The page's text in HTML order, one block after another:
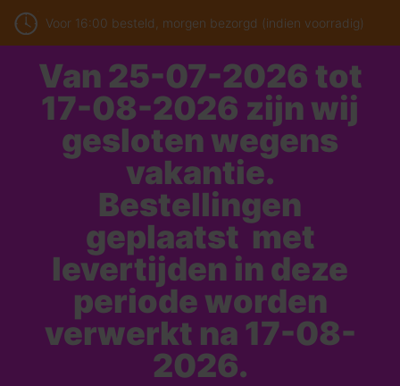
Voor 16:00 besteld, morgen bezorgd (indien voorradig)
Van 25-07-2026 tot
17-08-2026 zijn wij
gesloten wegens
vakantie.
Bestellingen
geplaatst met
levertijden in deze
periode worden
verwerkt na 17-08-
2026.